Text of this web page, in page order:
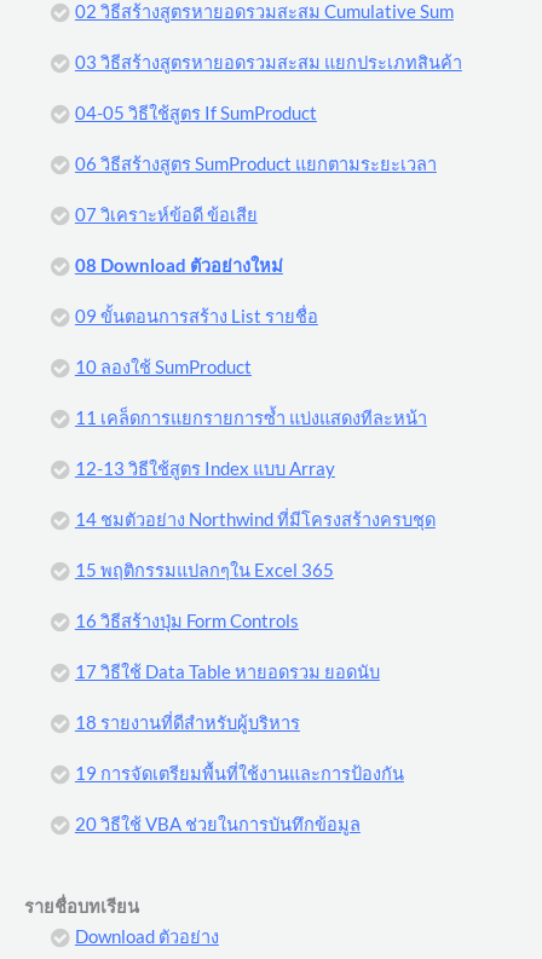
02 วิธีสร้างสูตรหายอดรวมสะสม Cumulative Sum
03 วิธีสร้างสูตรหายอดรวมสะสม แยกประเภทสินค้า
04-05 วิธีใช้สูตร If SumProduct
06 วิธีสร้างสูตร SumProduct แยกตามระยะเวลา
07 วิเคราะห์ข้อดี ข้อเสีย
08 Download ตัวอย่างใหม่
09 ขั้นตอนการสร้าง List รายชื่อ
10 ลองใช้ SumProduct
11 เคล็ดการแยกรายการซ้ำ แบ่งแสดงทีละหน้า
12-13 วิธีใช้สูตร Index แบบ Array
14 ชมตัวอย่าง Northwind ที่มีโครงสร้างครบชุด
15 พฤติกรรมแปลกๆใน Excel 365
16 วิธีสร้างปุ่ม Form Controls
17 วิธีใช้ Data Table หายอดรวม ยอดนับ
18 รายงานที่ดีสำหรับผู้บริหาร
19 การจัดเตรียมพื้นที่ใช้งานและการป้องกัน
20 วิธีใช้ VBA ช่วยในการบันทึกข้อมูล
รายชื่อบทเรียน
Download ตัวอย่าง